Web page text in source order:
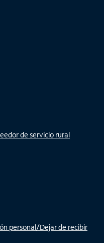
de servicio rural
personal/Dejar de recibir